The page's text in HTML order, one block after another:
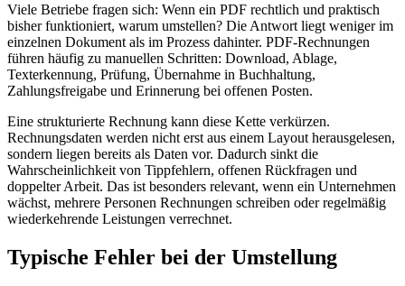
Viele Betriebe fragen sich: Wenn ein PDF rechtlich und praktisch
bisher funktioniert, warum umstellen? Die Antwort liegt weniger im
einzelnen Dokument als im Prozess dahinter. PDF-Rechnungen
führen häufig zu manuellen Schritten: Download, Ablage,
Texterkennung, Prüfung, Übernahme in Buchhaltung,
Zahlungsfreigabe und Erinnerung bei offenen Posten.
Eine strukturierte Rechnung kann diese Kette verkürzen.
Rechnungsdaten werden nicht erst aus einem Layout herausgelesen,
sondern liegen bereits als Daten vor. Dadurch sinkt die
Wahrscheinlichkeit von Tippfehlern, offenen Rückfragen und
doppelter Arbeit. Das ist besonders relevant, wenn ein Unternehmen
wächst, mehrere Personen Rechnungen schreiben oder regelmäßig
wiederkehrende Leistungen verrechnet.
Typische Fehler bei der Umstellung